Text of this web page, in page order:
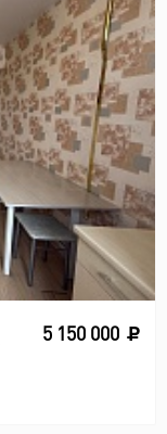
5 150 000